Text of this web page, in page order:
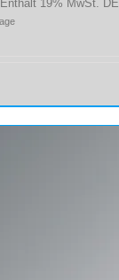
Enthält 19% MwSt. DE